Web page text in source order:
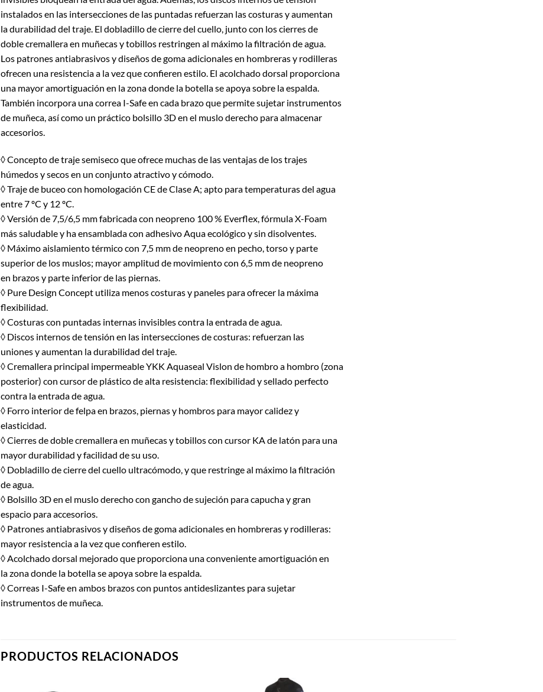
instalados en las intersecciones de las puntadas refuerzan las costuras y aumentan
la durabilidad del traje. El dobladillo de cierre del cuello, junto con los cierres de
doble cremallera en muñecas y tobillos restringen al máximo la filtración de agua.
Los patrones antiabrasivos y diseños de goma adicionales en hombreras y rodilleras
ofrecen una resistencia a la vez que confieren estilo. El acolchado dorsal proporciona
una mayor amortiguación en la zona donde la botella se apoya sobre la espalda.
También incorpora una correa I-Safe en cada brazo que permite sujetar instrumentos
de muñeca, así como un práctico bolsillo 3D en el muslo derecho para almacenar
accesorios.
◊ Concepto de traje semiseco que ofrece muchas de las ventajas de los trajes
húmedos y secos en un conjunto atractivo y cómodo.
◊ Traje de buceo con homologación CE de Clase A; apto para temperaturas del agua
entre 7 ºC y 12 ºC.
◊ Versión de 7,5/6,5 mm fabricada con neopreno 100 % Everflex, fórmula X-Foam
más saludable y ha ensamblada con adhesivo Aqua ecológico y sin disolventes.
◊ Máximo aislamiento térmico con 7,5 mm de neopreno en pecho, torso y parte
superior de los muslos; mayor amplitud de movimiento con 6,5 mm de neopreno
en brazos y parte inferior de las piernas.
◊ Pure Design Concept utiliza menos costuras y paneles para ofrecer la máxima
flexibilidad.
◊ Costuras con puntadas internas invisibles contra la entrada de agua.
◊ Discos internos de tensión en las intersecciones de costuras: refuerzan las
uniones y aumentan la durabilidad del traje.
◊ Cremallera principal impermeable YKK Aquaseal Vislon de hombro a hombro (zona
posterior) con cursor de plástico de alta resistencia: flexibilidad y sellado perfecto
contra la entrada de agua.
◊ Forro interior de felpa en brazos, piernas y hombros para mayor calidez y
elasticidad.
◊ Cierres de doble cremallera en muñecas y tobillos con cursor KA de latón para una
mayor durabilidad y facilidad de su uso.
◊ Dobladillo de cierre del cuello ultracómodo, y que restringe al máximo la filtración
de agua.
◊ Bolsillo 3D en el muslo derecho con gancho de sujeción para capucha y gran
espacio para accesorios.
◊ Patrones antiabrasivos y diseños de goma adicionales en hombreras y rodilleras:
mayor resistencia a la vez que confieren estilo.
◊ Acolchado dorsal mejorado que proporciona una conveniente amortiguación en
la zona donde la botella se apoya sobre la espalda.
◊ Correas I-Safe en ambos brazos con puntos antideslizantes para sujetar
instrumentos de muñeca.
PRODUCTOS RELACIONADOS